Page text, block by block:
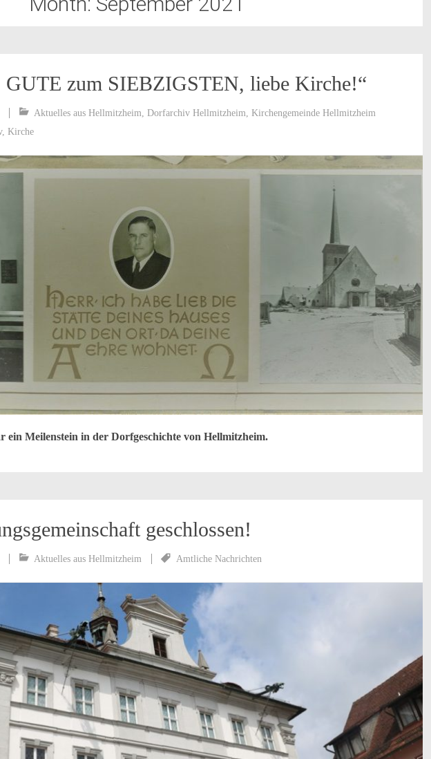
GUTE zum SIEBZIGSTEN, liebe Kirche!“
Aktuelles aus Hellmitzheim, Dorfarchiv Hellmitzheim, Kirchengemeinde Hellmitzheim
, Kirche
ein Meilenstein in der Dorfgeschichte von Hellmitzheim.
geschlossen!
Aktuelles aus Hellmitzheim Amtliche Nachrichten